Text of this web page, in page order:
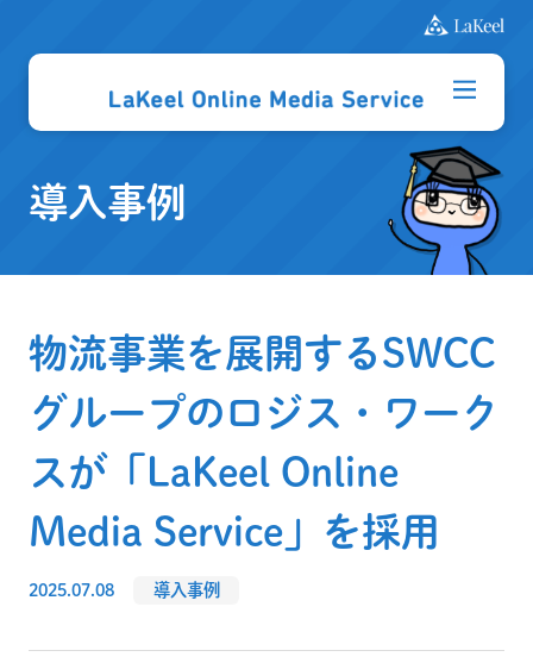
導入事例
物流事業を展開するSWCC
グループのロジス・ワーク
スが「LaKeel Online
Media Service」を採用
2025.07.08 導入事例